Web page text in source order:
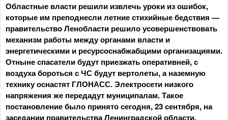
Областные власти решили извлечь уроки из ошибок,
которые им преподнесли летние стихийные бедствия —
правительство Ленобласти решило усовершенствовать
механизм работы между органами власти и
энергетическими и ресурсоснабжабщими организациями.
Отныне спасатели будут приезжать оперативней, с
воздуха бороться с ЧС будут вертолеты, а наземную
технику оснастят ГЛОНАСС. Электросети низкого
напряжения же передадут муниципалам. Такое
постановление было принято сегодня, 23 сентября, на
заседании правительства Ленинградской области.